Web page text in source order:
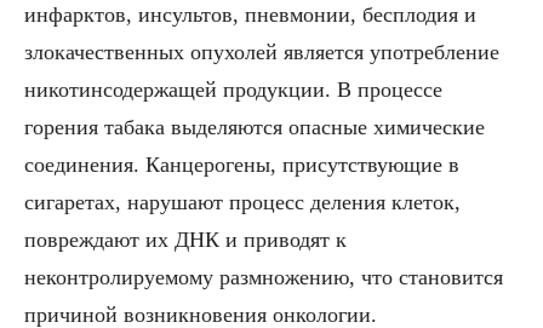
инфарктов, инсультов, пневмонии, бесплодия и
злокачественных опухолей является употребление
никотинсодержащей продукции. В процессе
горения табака выделяются опасные химические
соединения. Канцерогены, присутствующие в
сигаретах, нарушают процесс деления клеток,
повреждают их ДНК и приводят к
неконтролируемому размножению, что становится
причиной возникновения онкологии.